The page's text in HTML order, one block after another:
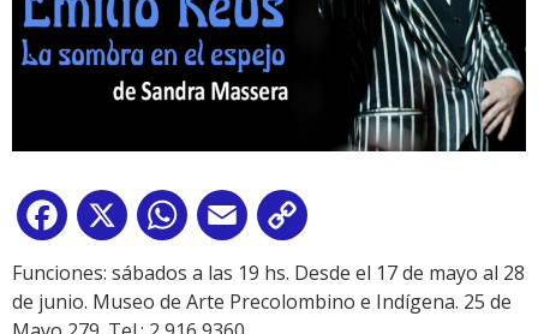
Facebook
X WhatsApp
Email
Link
Funciones: sábados a las 19 hs. Desde el 17 de mayo al 28
de junio. Museo de Arte Precolombino e Indígena. 25 de